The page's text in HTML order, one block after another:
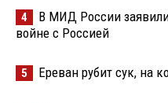
4
В МИД России
войне с Россией
5 Ереван рубит сук, на